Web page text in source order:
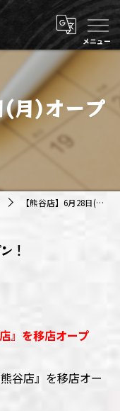
(月)オープ
【熊谷店】6月28日(月)オープン！
！
』を移店オープ
谷店』を移店オー